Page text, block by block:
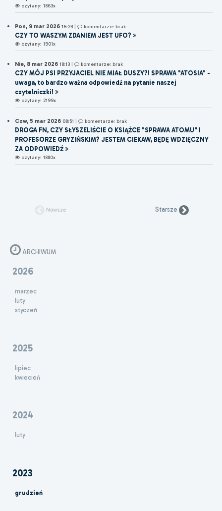
czytany: 1863x
Pon, 9 mar 2026 16:23 | komentarze: brak
CZY TO WASZYM ZDANIEM JEST UFO?
czytany: 1901x
Nie, 8 mar 2026 18:13 komentarze: brak
CZY MÓJ PSI PRZYJACIEL NIE MIAŁ DUSZY?! SPRAWA "ATOSIA" -
uwaga, to bardzo ważna odpowiedź na pytanie naszej
czytelniczki!
czytany: 2199x
Czw, 5 mar 2026 08:51 komentarze: brak
DROGA FN, CZY SŁYSZELIŚCIE O KSIĄŻCE "SPRAWA ATOMU" I
PROFESORZE GRYZIŃSKIM? JESTEM CIEKAW, BĘDĘ WDZIĘCZNY
ZA ODPOWIEDŹ
czytany: 1880x
Nowsze Starsze
ARCHIWUM
2026
marzec
luty
styczeń
2025
lipiec
kwiecień
2024
luty
2023
grudzień